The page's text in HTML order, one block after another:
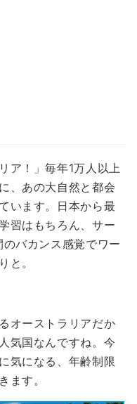
ア！」毎年1万人以上
、あの大自然と都会
います。 日本から最
習はもちろん、サー
バカンス感覚でワー
と。
オーストラリアだか
気国なんですね。 今
気になる、年齢制限
ます。